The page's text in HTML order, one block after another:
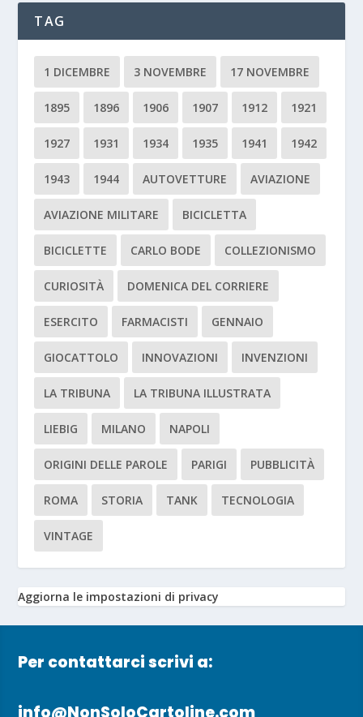
TAG
1 DICEMBRE 3 NOVEMBRE 17 NOVEMBRE
1895 1896 1906 1907 1912 1921
1927 1931 1934 1935 1941 1942
1943 1944 AUTOVETTURE AVIAZIONE
AVIAZIONE MILITARE BICICLETTA
BICICLETTE CARLO BODE COLLEZIONISMO
CURIOSITÀ DOMENICA DEL CORRIERE
ESERCITO FARMACISTI GENNAIO
GIOCATTOLO INNOVAZIONI INVENZIONI
LA TRIBUNA LA TRIBUNA ILLUSTRATA
LIEBIG MILANO NAPOLI
ORIGINI DELLE PAROLE PARIGI PUBBLICITÀ
ROMA STORIA TANK TECNOLOGIA
VINTAGE
Aggiorna le impostazioni di privacy
Per contattarci scrivi a:
info@NonSoloCartoline.com